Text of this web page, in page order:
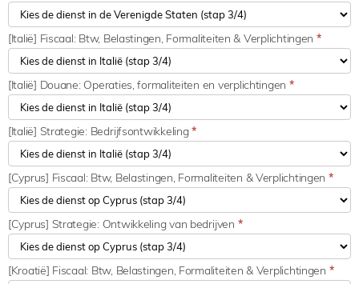
[Italië] Fiscaal: Btw, Belastingen, Formaliteiten & Verplichtingen *
[Italië] Douane: Operaties, formaliteiten en verplichtingen *
[Italië] Strategie: Bedrijfsontwikkeling*
[Cyprus] Fiscaal: Btw, Belastingen, Formaliteiten & Verplichtingen *
[Cyprus] Strategie: Ontwikkeling van bedrijven *
[Kroatië] Fiscaal: Btw, Belastingen, Formaliteiten & Verplichtingen *